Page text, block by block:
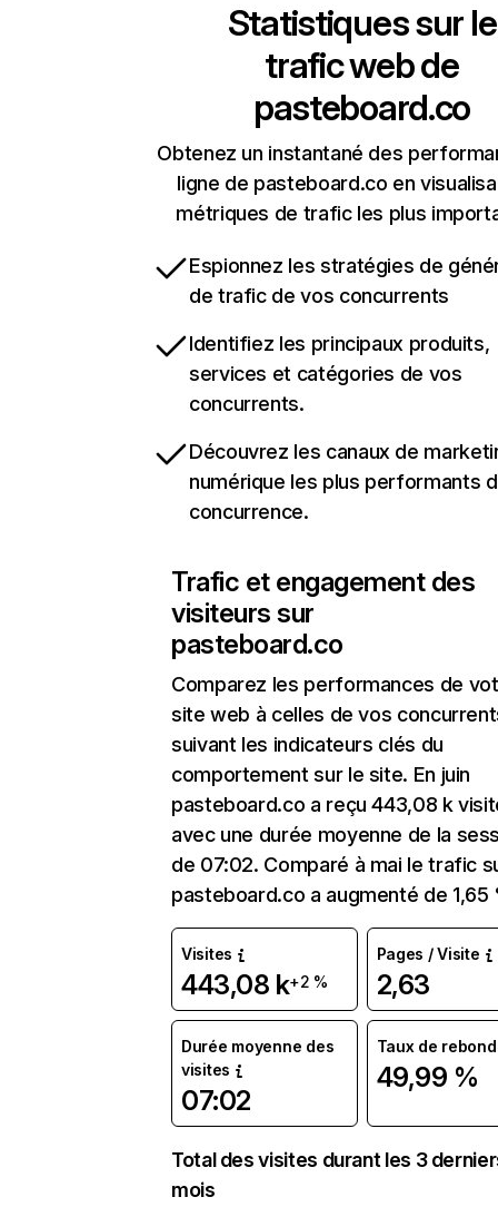
Statistiques sur le
trafic web de
pasteboard.co
Obtenez un instantané des
ligne de pasteboard.co en
métriques de trafic les plus
Espionnez les stratégies de
de trafic de vos concurrents
Identifiez les principaux produits,
services et catégories de vos
concurrents.
Découvrez les canaux de
numérique les plus performants
concurrence.
Trafic et engagement des
visiteurs sur
pasteboard.co
Comparez les performances de
site web à celles de vos
suivant les indicateurs clés du
comportement sur le site. En juin
pasteboard.co a reçu 443,08 k
avec une durée moyenne de la
de 07:02. Comparé à mai le trafic
pasteboard.co a augmenté de 1,65
Visites
443,08 k+2 %
Pages / Visite
2,63
Durée moyenne des
visites
07:02
Taux de rebond
49,99 %
Total des visites durant les 3
mois